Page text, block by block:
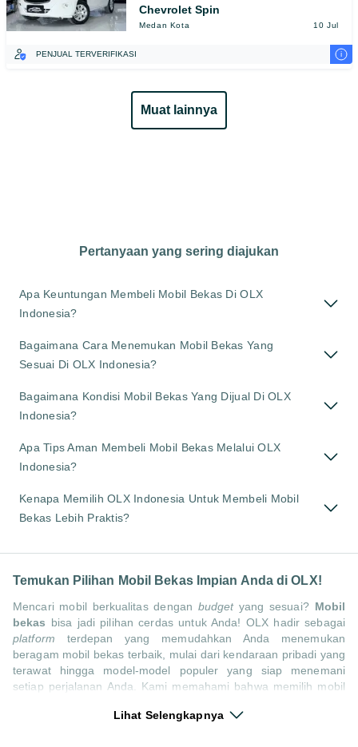
Chevrolet Spin
Medan Kota 10 Jul
PENJUAL TERVERIFIKASI i
muat lainnya
Pertanyaan yang sering diajukan
Apa Keuntungan Membeli Mobil Bekas Di OLX
Indonesia?
Bagaimana Cara Menemukan Mobil Bekas Yang
Sesuai Di OLX Indonesia?
Bagaimana Kondisi Mobil Bekas Yang Dijual Di OLX
Indonesia?
Apa Tips Aman Membeli Mobil Bekas Melalui OLX
Indonesia?
Kenapa Memilih OLX Indonesia Untuk Membeli Mobil
Bekas Lebih Praktis?
Temukan Pilihan Mobil Bekas Impian Anda di OLX!
Mencari mobil berkualitas dengan budgetyang sesuai? Mobil
bekas bisa jadi pilihan cerdas untuk Anda! OLX hadir sebagai
platform terdepan yang memudahkan Anda menemukan
beragam mobil bekas terbaik, mulai dari kendaraan pribadi yang
terawat hingga model-model populer yang siap menemani
setiap perjalanan Anda. Kami memahami bahwa memilih mobil
ribuan daftar dari penjual terpercaya di seluruh Indonesia.
Lihat Selengkapnya